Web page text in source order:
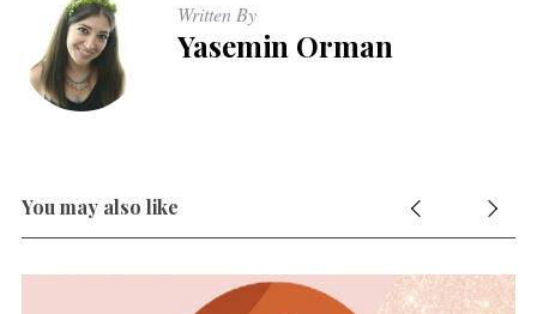
Written By
Yasemin Orman
You may also like